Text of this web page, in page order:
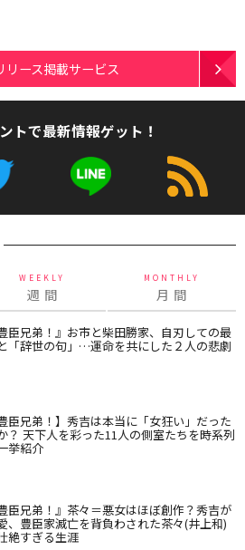
リース掲載サービス
トで最新情報ゲット！
WEEKLY
週 間
MONTHLY
月 間
豊臣兄弟！』お市と柴田勝家、自刃しての最
「辞世の句」…運命を共にした２人の悲劇
豊臣兄弟！】秀吉は本当に「女狂い」だった
？ 天下人を彩った11人の側室たちを時系列
挙紹介
豊臣兄弟！』茶々＝悪女はほぼ創作？秀吉が
、豊臣家滅亡を背負わされた茶々(井上和)
絶すぎる生涯